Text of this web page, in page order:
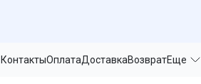
КонтактыОплатаДоставкаВозвратЕще